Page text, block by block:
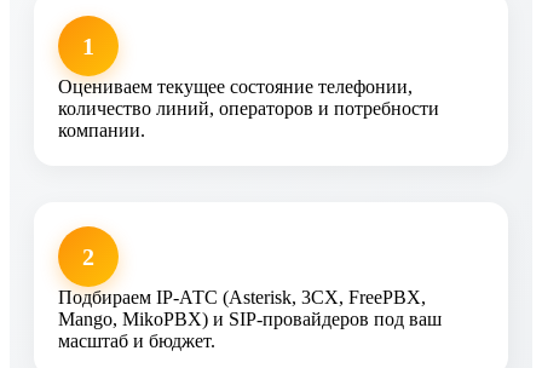
1
Оцениваем текущее состояние телефонии,
количество линий, операторов и потребности
компании.
2
Подбираем IP-АТС (Asterisk, 3CX, FreePBX,
Mango, MikoPBX) и SIP-провайдеров под ваш
масштаб и бюджет.